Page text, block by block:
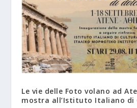
Le vie delle Foto volano ad
mostra all’Istituto Italiano di